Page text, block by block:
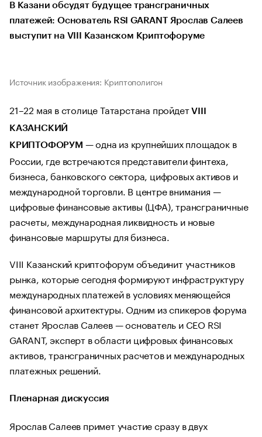
В Казани обсудят будущее трансграничных
платежей: Основатель RSI GARANT Ярослав Салеев
выступит на VIII Казанском Криптофоруме
Источник изображения: Криптополигон
21–22 мая в столице Татарстана пройдетVIII
КАЗАНСКИЙ
КРИПТОФОРУМ — одна из крупнейших площадок в
России, где встречаются представители финтеха,
бизнеса, банковского сектора, цифровых активов и
международной торговли. В центре внимания —
цифровые финансовые активы (ЦФА), трансграничные
расчеты, международная ликвидность и новые
финансовые маршруты для бизнеса.
VIII Казанский криптофорум объединит участников
рынка, которые сегодня формируют инфраструктуру
международных платежей в условиях меняющейся
финансовой архитектуры. Одним из спикеров форума
станет Ярослав Салеев — основатель и CEO RSI
GARANT, эксперт в области цифровых финансовых
активов, трансграничных расчетов и международных
платежных решений.
Пленарная дискуссия
Ярослав Салеев примет участие сразу в двух